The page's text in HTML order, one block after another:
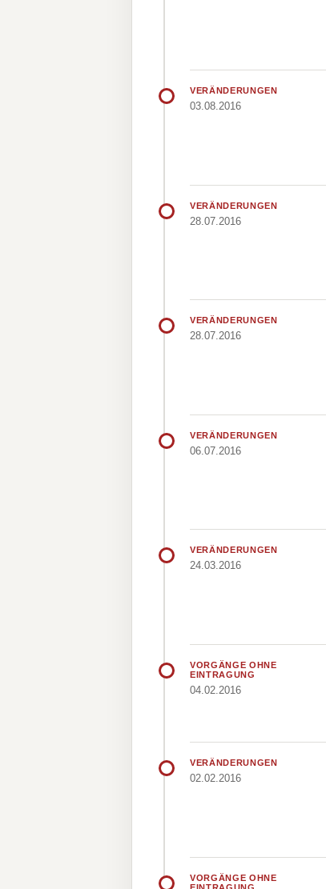
VERÄNDERUNGEN
03.08.2016
VERÄNDERUNGEN
28.07.2016
VERÄNDERUNGEN
28.07.2016
VERÄNDERUNGEN
06.07.2016
VERÄNDERUNGEN
24.03.2016
VORGÄNGE OHNE
EINTRAGUNG
04.02.2016
VERÄNDERUNGEN
02.02.2016
VORGÄNGE OHNE